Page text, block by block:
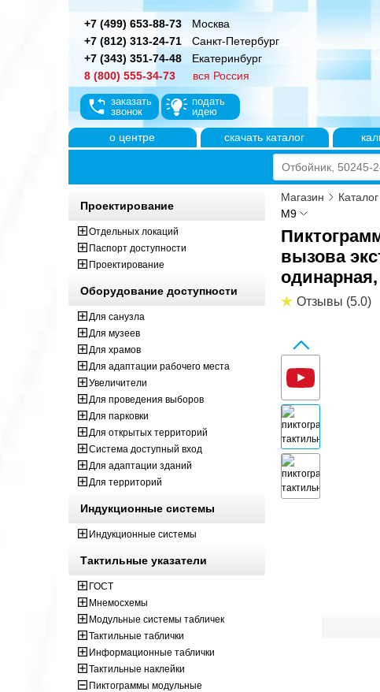
+7 (499) 653-88-73
Москва
+7 (812) 313-24-71
Санкт-Петербург
+7 (343) 351-74-48
Екатеринбург
8 (800) 555-34-73
вся Россия
заказать
звонок
подать
идею
о центре скачать каталог
Магазин Каталог
М9
вызова
Отзывы (5.0)
Проектирование
Отдельных локаций
Паспорт доступности
Проектирование
Оборудование доступности
Для санузла
Для музеев
Для храмов
Для адаптации рабочего места
Увеличители
Для проведения выборов
Для парковки
Для открытых территорий
Система доступный вход
Для адаптации зданий
Для территорий
Индукционные системы
Индукционные системы
Тактильные указатели
ГОСТ
Мнемосхемы
Модульные системы табличек
Тактильные таблички
Информационные таблички
Тактильные наклейки
Пиктограммы модульные